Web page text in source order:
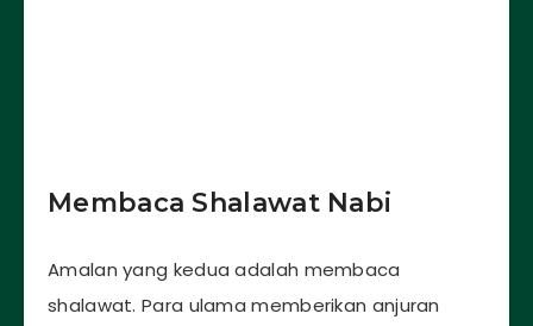
Membaca Shalawat Nabi
Amalan yang kedua adalah membaca
shalawat. Para ulama memberikan anjuran